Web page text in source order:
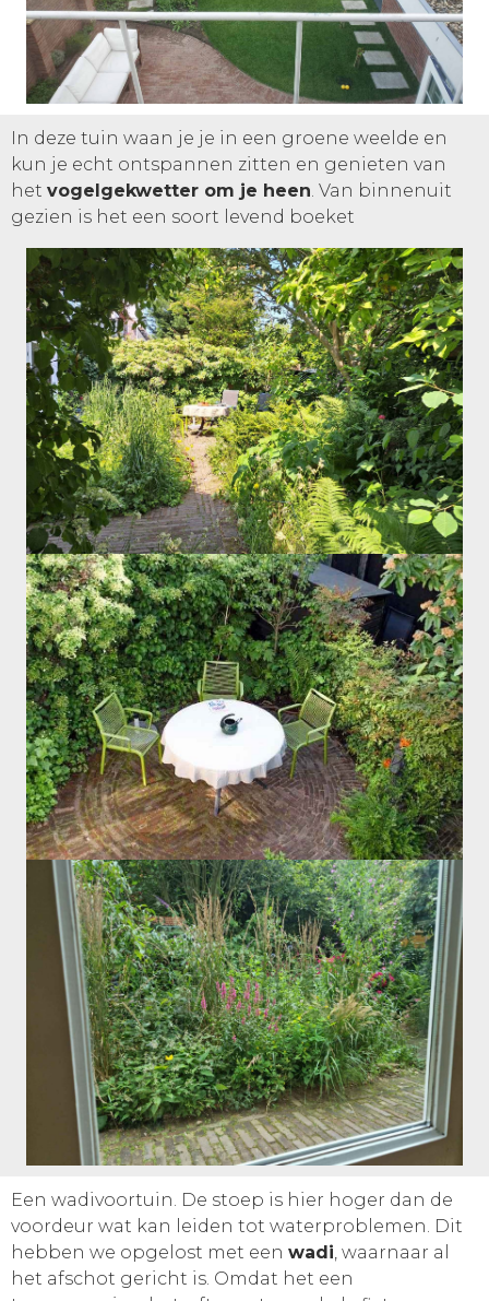
In deze tuin waan je je in een groene weelde en
kun je echt ontspannen zitten en genieten van
het vogelgekwetter om je heen. Van binnenuit
gezien is het een soort levend boeket
Een wadivoortuin. De stoep is hier hoger dan de
voordeur wat kan leiden tot waterproblemen. Dit
hebben we opgelost met een wadi , waarnaar al
het afschot gericht is. Omdat het een